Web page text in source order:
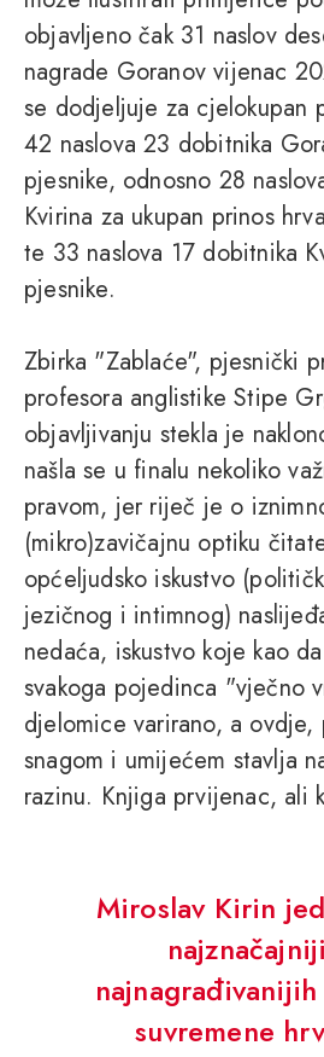
objavljeno čak 31 naslov
nagrade Goranov vijenac
se dodjeljuje za cjelokupan
42 naslova 23 dobitnika
pjesnike, odnosno 28
Kvirina za ukupan prinos
te 33 naslova 17 dobitnika
pjesnike.
Zbirka "Zablaće", pjesnički
profesora anglistike Stipe
objavljivanju stekla je
našla se u finalu nekoliko
pravom, jer riječ je o
(mikro)zavičajnu optiku
općeljudsko iskustvo
jezičnog i intimnog)
nedaća, iskustvo koje kao
svakoga pojedinca "vječno
djelomice varirano, a ovdje,
snagom i umijećem stavlja
razinu. Knjiga prvijenac, ali
Miroslav Kirin
suvremene